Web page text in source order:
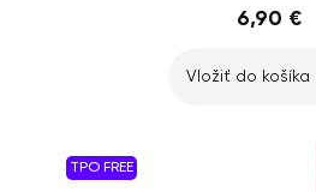
6,90 €
Vložiť do košíka
TPO FREE